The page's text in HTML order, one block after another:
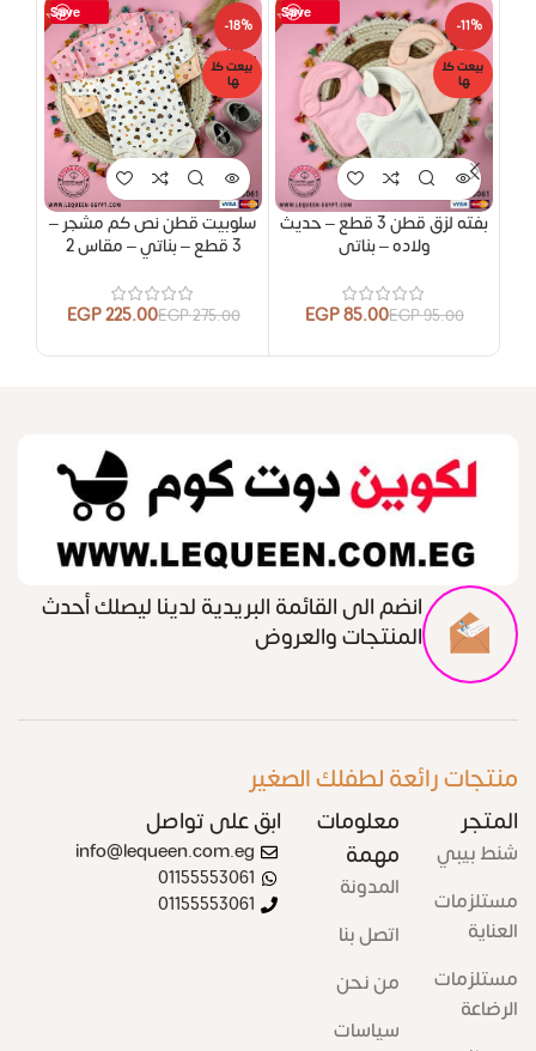
Save
-11%
بيعت كل
ها
بفته لزق قطن 3 قطع – حديث
ولاده – بناتى
95.00
EGP
85.00
EGP
Save
-18%
بيعت كل
ها
سلوبيت قطن نص كم مشجر –
3 قطع – بناتي – مقاس 2
275.00
EGP
225.00
EGP
انضم الى القائمة البريدية لدينا ليصلك أحدث
المنتجات والعروض
منتجات رائعة لطفلك الصغير
المتجر
شنط بيبي
مستلزمات
العناية
مستلزمات
الرضاعة
معلومات
مهمة
المدونة
اتصل بنا
من نحن
سياسات
ابق على تواصل
info@lequeen.com.eg
01155553061
01155553061